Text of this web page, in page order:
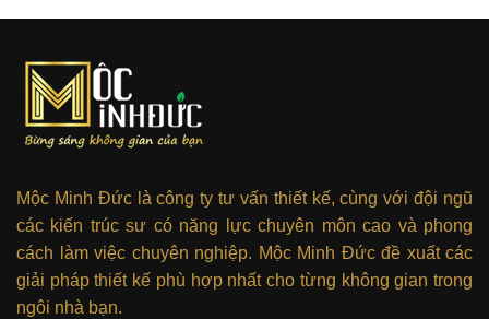
Mộc Minh Đức là công ty tư vấn thiết kế, cùng với đội ngũ
các kiến trúc sư có năng lực chuyên môn cao và phong
cách làm việc chuyên nghiệp. Mộc Minh Đức đề xuất các
giải pháp thiết kế phù hợp nhất cho từng không gian trong
ngôi nhà bạn.